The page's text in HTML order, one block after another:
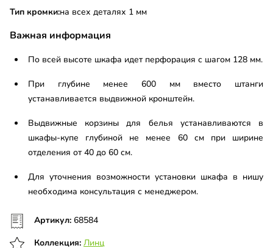
Тип кромки:на всех деталях 1 мм
Важная информация
По всей высоте шкафа идет перфорация с шагом 128 мм.
При глубине менее 600 мм вместо штанги
устанавливается выдвижной кронштейн.
Выдвижные корзины для белья устанавливаются в
шкафы-купе глубиной не менее 60 см при ширине
отделения от 40 до 60 см.
Для уточнения возможности установки шкафа в нишу
необходима консультация с менеджером.
Артикул: 68584
Коллекция: Линц